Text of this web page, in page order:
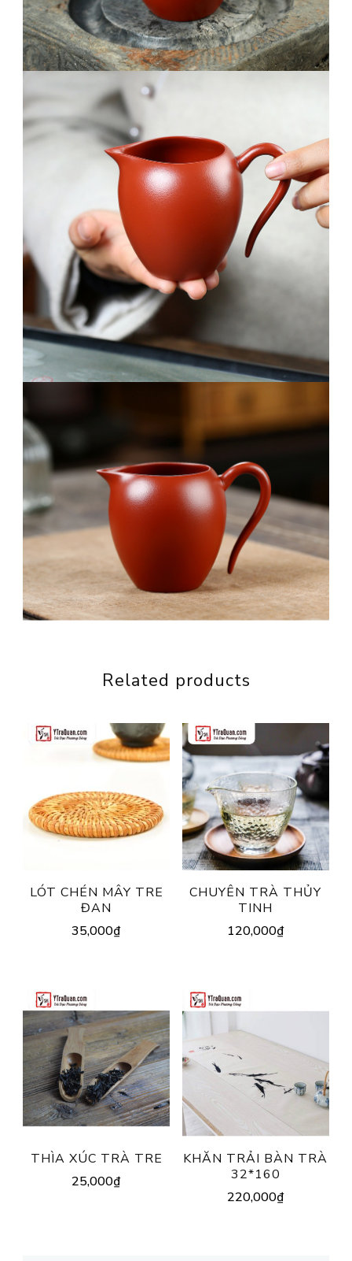
Related products
LÓT CHÉN MÂY TRE
ĐAN
35,000₫
CHUYÊN TRÀ THỦY
TINH
120,000₫
THÌA XÚC TRÀ TRE
25,000₫
KHĂN TRẢI BÀN TRÀ
32*160
220,000₫